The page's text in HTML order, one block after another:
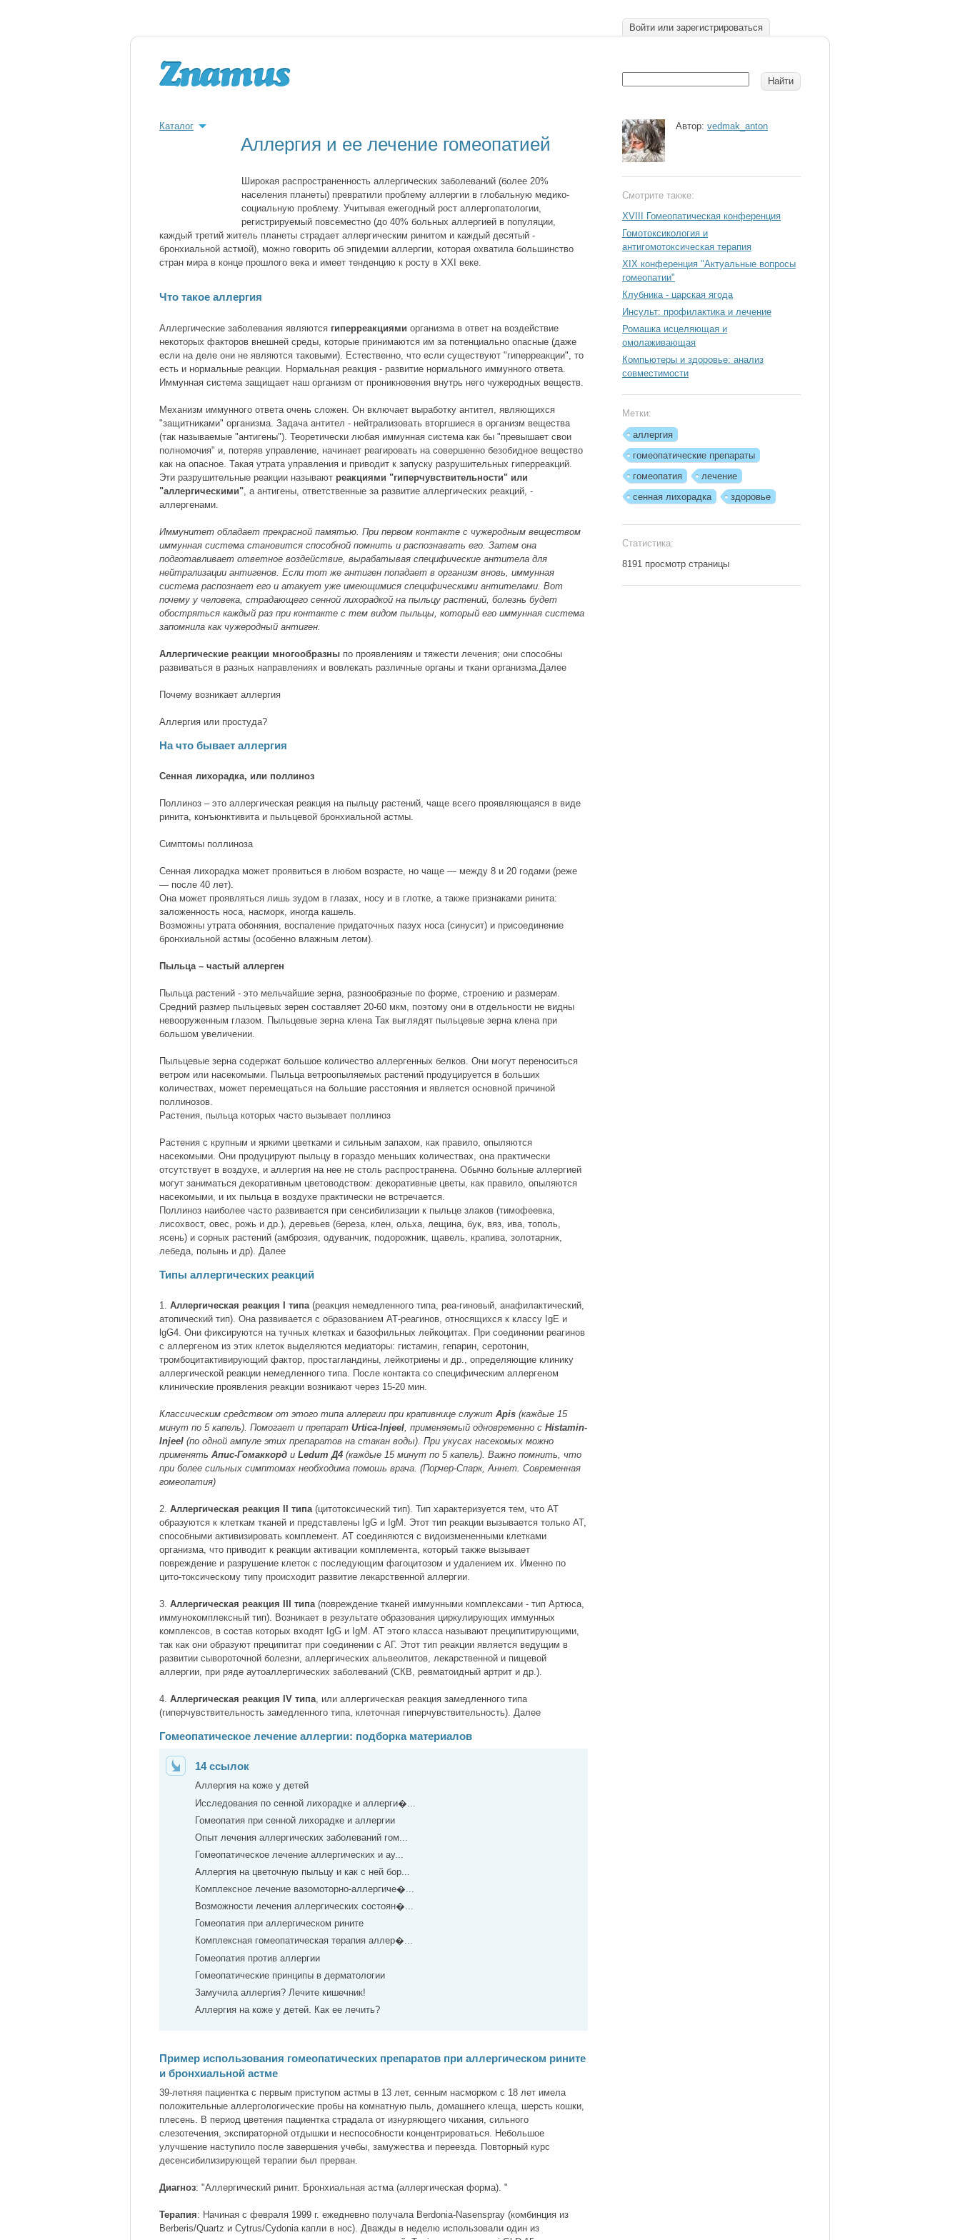
Войти или зарегистрироваться
Каталог
Аллергия и ее лечение гомеопатией
Широкая распространенность аллергических заболеваний (более 20%
населения планеты) превратили проблему аллергии в глобальную медико-
социальную проблему. Учитывая ежегодный рост аллергопатологии,
регистрируемый повсеместно (до 40% больных аллергией в популяции,
каждый третий житель планеты страдает аллергическим ринитом и каждый десятый -
бронхиальной астмой), можно говорить об эпидемии аллергии, которая охватила большинство
стран мира в конце прошлого века и имеет тенденцию к росту в ХХI веке.
Что такое аллергия
Аллергические заболевания являются гиперреакциями организма в ответ на воздействие
некоторых факторов внешней среды, которые принимаются им за потенциально опасные (даже
если на деле они не являются таковыми). Естественно, что если существуют "гиперреакции", то
есть и нормальные реакции. Нормальная реакция - развитие нормального иммунного ответа.
Иммунная система защищает наш организм от проникновения внутрь него чужеродных веществ.
Механизм иммунного ответа очень сложен. Он включает выработку антител, являющихся
"защитниками" организма. Задача антител - нейтрализовать вторгшиеся в организм вещества
(так называемые "антигены"). Теоретически любая иммунная система как бы "превышает свои
полномочия" и, потеряв управление, начинает реагировать на совершенно безобидное вещество
как на опасное. Такая утрата управления и приводит к запуску разрушительных гиперреакций.
Эти разрушительные реакции называют реакциями "гиперчувствительности" или
"аллергическими" , а антигены, ответственные за развитие аллергических реакций, -
аллергенами.
Иммунитет обладает прекрасной памятью. При первом контакте с чужеродным веществом
иммунная система становится способной помнить и распознавать его. Затем она
подготавливает ответное воздействие, вырабатывая специфические антитела для
нейтрализации антигенов. Если тот же антиген попадает в организм вновь, иммунная
система распознает его и атакует уже имеющимися специфическими антителами. Вот
почему у человека, страдающего сенной лихорадкой на пыльцу растений, болезнь будет
обостряться каждый раз при контакте с тем видом пыльцы, который его иммунная система
запомнила как чужеродный антиген.
Аллергические реакции многообразны по проявлениям и тяжести лечения; они способны
развиваться в разных направлениях и вовлекать различные органы и ткани организма.Далее
Почему возникает аллергия
Аллергия или простуда?
На что бывает аллергия
Сенная лихорадка, или поллиноз
Поллиноз – это аллергическая реакция на пыльцу растений, чаще всего проявляющаяся в виде
ринита, конъюнктивита и пыльцевой бронхиальной астмы.
Симптомы поллиноза
Сенная лихорадка может проявиться в любом возрасте, но чаще — между 8 и 20 годами (реже
— после 40 лет).
Она может проявляться лишь зудом в глазах, носу и в глотке, а также признаками ринита:
заложенность носа, насморк, иногда кашель.
Возможны утрата обоняния, воспаление придаточных пазух носа (синусит) и присоединение
бронхиальной астмы (особенно влажным летом).
Пыльца – частый аллерген
Пыльца растений - это мельчайшие зерна, разнообразные по форме, строению и размерам.
Средний размер пыльцевых зерен составляет 20-60 мкм, поэтому они в отдельности не видны
невооруженным глазом. Пыльцевые зерна клена Так выглядят пыльцевые зерна клена при
большом увеличении.
Пыльцевые зерна содержат большое количество аллергенных белков. Они могут переноситься
ветром или насекомыми. Пыльца ветроопыляемых растений продуцируется в больших
количествах, может перемещаться на большие расстояния и является основной причиной
поллинозов.
Растения, пыльца которых часто вызывает поллиноз
Растения с крупным и яркими цветками и сильным запахом, как правило, опыляются
насекомыми. Они продуцируют пыльцу в гораздо меньших количествах, она практически
отсутствует в воздухе, и аллергия на нее не столь распространена. Обычно больные аллергией
могут заниматься декоративным цветоводством: декоративные цветы, как правило, опыляются
насекомыми, и их пыльца в воздухе практически не встречается.
Поллиноз наиболее часто развивается при сенсибилизации к пыльце злаков (тимофеевка,
лисохвост, овес, рожь и др.), деревьев (береза, клен, ольха, лещина, бук, вяз, ива, тополь,
ясень) и сорных растений (амброзия, одуванчик, подорожник, щавель, крапива, золотарник,
лебеда, полынь и др). Далее
Типы аллергических реакций
1. Аллергическая реакция I типа(реакция немедленного типа, реа-гиновый, анафилактический,
атопический тип). Она развивается с образованием АТ-реагинов, относящихся к классу IgE и
lgG4. Они фиксируются на тучных клетках и базофильных лейкоцитах. При соединении реагинов
с аллергеном из этих клеток выделяются медиаторы: гистамин, гепарин, серотонин,
тромбоцитактивирующий фактор, простагландины, лейкотриены и др., определяющие клинику
аллергической реакции немедленного типа. После контакта со специфическим аллергеном
клинические проявления реакции возникают через 15-20 мин.
Классическим средством от этого типа аллергии при крапивнице служит Apis (каждые 15
минут по 5 капель). Помогает и препарат Urtica-Injeel, применяемый одновременно с Histamin-
Injeel (по одной ампуле этих препаратов на стакан воды). При укусах насекомых можно
применять Апис-Гомаккорд и Ledum Д4 (каждые 15 минут по 5 капель). Важно помнить, что
при более сильных симптомах необходима помошь врача. (Порчер-Спарк, Аннет. Современная
гомеопатия)
2. Аллергическая реакция II типа(цитотоксический тип). Тип характеризуется тем, что AT
образуются к клеткам тканей и представлены IgG и IgM. Этот тип реакции вызывается только AT,
способными активизировать комплемент. AT соединяются с видоизмененными клетками
организма, что приводит к реакции активации комплемента, который также вызывает
повреждение и разрушение клеток с последующим фагоцитозом и удалением их. Именно по
цито-токсическому типу происходит развитие лекарственной аллергии.
3. Аллергическая реакция III типа(повреждение тканей иммунными комплексами - тип Артюса,
иммунокомплексный тип). Возникает в результате образования циркулирующих иммунных
комплексов, в состав которых входят IgG и IgM. AT этого класса называют преципитирующими,
так как они образуют преципитат при соединении с АГ. Этот тип реакции является ведущим в
развитии сывороточной болезни, аллергических альвеолитов, лекарственной и пищевой
аллергии, при ряде аутоаллергических заболеваний (СКВ, ревматоидный артрит и др.).
4. Аллергическая реакция IV типа, или аллергическая реакция замедленного типа
(гиперчувствительность замедленного типа, клеточная гиперчувствительность). Далее
Гомеопатическое лечение аллергии: подборка материалов
14 ссылок
Аллергия на коже у детей
Исследования по сенной лихорадке и аллерги�...
Гомеопатия при сенной лихорадке и аллергии
Опыт лечения аллергических заболеваний гом...
Гомеопатическое лечение аллергических и ау...
Аллергия на цветочную пыльцу и как с ней бор...
Комплексное лечение вазомоторно-аллергиче�...
Возможности лечения аллергических состоян�...
Гомеопатия при аллергическом рините
Комплексная гомеопатическая терапия аллер�...
Гомеопатия против аллергии
Гомеопатические принципы в дерматологии
Замучила аллергия? Лечите кишечник!
Аллергия на коже у детей. Как ее лечить?
Пример использования гомеопатических препаратов при аллергическом рините
и бронхиальной астме
39-летняя пациентка с первым приступом астмы в 13 лет, сенным насморком с 18 лет имела
положительные аллергологические пробы на комнатную пыль, домашнего клеща, шерсть кошки,
плесень. В период цветения пациентка страдала от изнуряющего чихания, сильного
слезотечения, экспираторной отдышки и неспособности концентрироваться. Небольшое
улучшение наступило после завершения учебы, замужества и переезда. Повторный курс
десенсибилизирующей терапии был прерван.
Диагноз: "Аллергический ринит. Бронхиальная астма (аллергическая форма). "
Терапия: Начиная с февраля 1999 г. ежедневно получала Berdonia-Nasenspray (комбинция из
Berberis/Quartz и Cytrus/Cydonia капли в нос). Дважды в неделю использовали один из
Автор: vedmak_anton
Смотрите также:
XVIII Гомеопатическая конференция
Гомотоксикология и
антигомотоксическая терапия
XIX конференция "Актуальные вопросы
гомеопатии"
Клубника - царская ягода
Инсульт: профилактика и лечение
Ромашка исцеляющая и
омолаживающая
Компьютеры и здоровье: анализ
совместимости
Метки:
аллергия
гомеопатические препараты
гомеопатия
лечение
сенная лихорадка
здоровье
Статистика:
8191 просмотр страницы